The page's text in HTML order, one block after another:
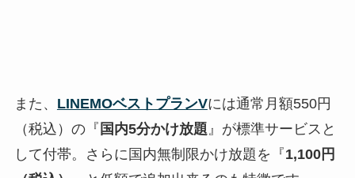
また、 LINEMOベストプランVには通常月額550円
（税込）の『 国内5分かけ放題 』が標準サービスと
して付帯。さらに国内無制限かけ放題を『1,100円